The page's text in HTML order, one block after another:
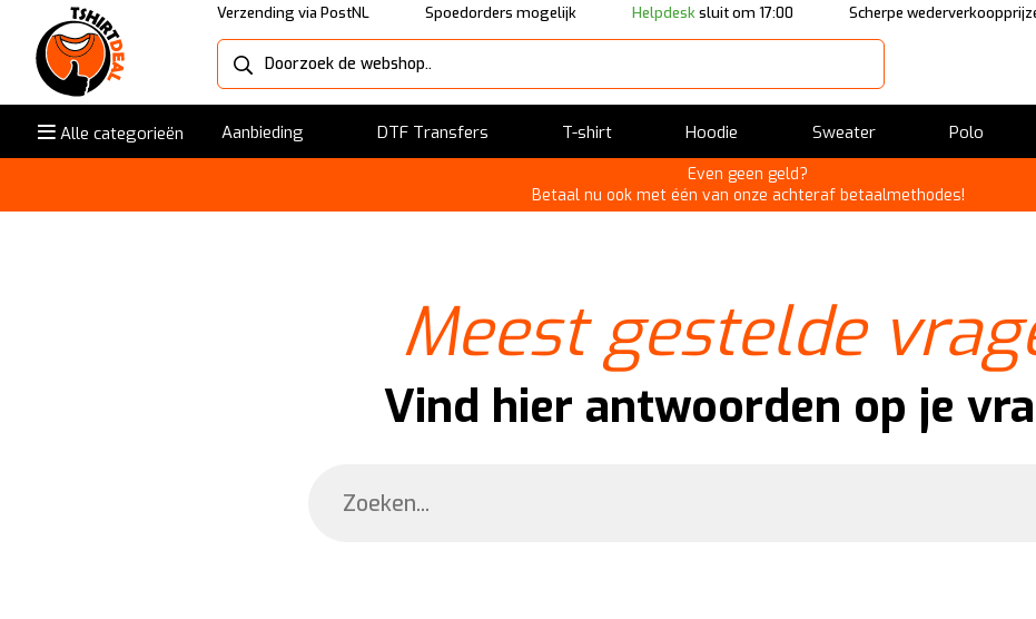
Verzending via PostNL Spoedorders mogelijk Helpdesksluit om 17:00 Scherpe
Alle categorieën Aanbieding DTF Transfers T-shirt Hoodie Sweater Polo
Even geen geld?
Betaal nu ook met één van onze achteraf betaalmethodes!
Meest gestelde
Vind hier antwoorden op je